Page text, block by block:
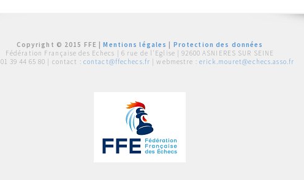
Copyright © 2015 FFE |Mentions légales
Protection des données
Fédération Française des Echecs | 6 rue de l'Eglise | 92600 ASNIERES SUR SEINE
01 39 44 65 80 | contact : contact@ffechecs.fr | webmestre : erick.mouret@echecs.asso.fr